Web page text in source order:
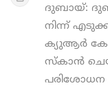
ദുബായ്:
നിന്ന്
ക്യുആര്‍
സ്‌കാന്‍
പരിശോധന